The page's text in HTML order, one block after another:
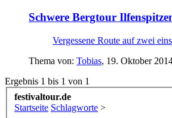
Schwere Bergtour
Vergessene Route auf zwei
Thema von: Tobias, 19. Oktober
Ergebnis 1 bis 1 von 1
festivaltour.de
Startseite Schlagworte >